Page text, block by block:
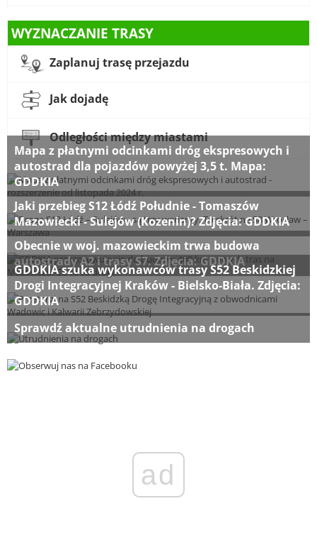
WYZNACZANIE TRASY
Zaplanuj trasę przejazdu
Jak dojadę
Odległości między miastami
Mapa z płatnymi odcinkami dróg ekspresowych i
autostrad dla pojazdów powyżej 3,5 t. Mapa:
GDDKIA
Jaki przebieg S12 Łódź Południe - Tomaszów
Mazowiecki - Sulejów (Kozenin)? Zdjęcia: GDDKIA
Obecnie w woj. mazowieckim trwa budowa
autostrady A2 i trasy S7. Zdjęcia: GDDKIA
GDDKIA szuka wykonawców trasy S52 Beskidzkiej
Drogi Integracyjnej Kraków - Bielsko-Biała. Zdjęcia:
GDDKIA
Sprawdź aktualne utrudnienia na drogach
ad